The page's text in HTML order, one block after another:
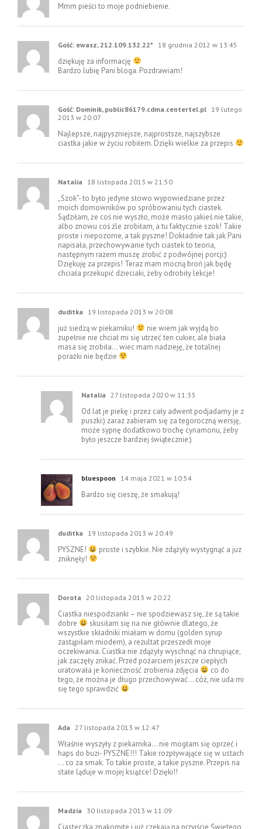
Mmm pieści to moje podniebienie.
Gość: ewasz, 212.109.132.22* 18 grudnia 2012 w 13:45
dziękuję za informację
Bardzo lubię Pani bloga. Pozdrawiam!
Gość: Dominik, public86179.cdma.centertel.pl 19 lutego
2013 w 20:07
Najlepsze, najpyszniejsze, najprostsze, najszybsze
ciastka jakie w życiu robiłem. Dzięki wielkie za przepis
Natalia 18 listopada 2013 w 21:50
„Szok”- to było jedyne słowo wypowiedziane przez
moich domowników po spróbowaniu tych ciastek.
Sądziłam, że coś nie wyszło, może masło jakieś nie takie,
albo znowu coś źle zrobiłam, a tu faktycznie szok! Takie
proste i niepozorne, a tak pyszne! Dokładnie tak jak Pani
napisała, przechowywanie tych ciastek to teoria,
następnym razem muszę zrobić z podwójnej porcji;)
Dziękuję za przepis! Teraz mam mocną broń jak będę
chciała przekupić dzieciaki, żeby odrobiły lekcje!
duditka 19 listopada 2013 w 20:08
już siedzą w piekarniku!
nie wiem jak wyjdą bo
zupełnie nie chciał mi się utrzeć ten cukier, ale biała
masa się zrobiła… wiec mam nadzieję, że totalnej
porażki nie będzie
Natalia 27 listopada 2020 w 11:33
Od lat je piekę i przez cały adwent podjadamy je z
puszki:) zaraz zabieram się za tegoroczną wersję,
może sypnę dodatkowo trochę cynamonu, żeby
było jeszcze bardziej świątecznie:)
bluespoon 14 maja 2021 w 10:54
Bardzo się cieszę, że smakują!
duditka 19 listopada 2013 w 20:49
PYSZNE!
proste i szybkie. Nie zdążyły wystygnąć a juz
zniknęły!
Dorota 20 listopada 2013 w 20:22
Ciastka niespodzianki – nie spodziewasz się, że są takie
dobre
skusiłam się na nie głównie dlatego, że
wszystkie składniki miałam w domu (golden syrup
zastąpiłam miodem), a rezultat przeszedł moje
oczekiwania. Ciastka nie zdążyły wyschnąć na chrupiące,
jak zaczęły znikać. Przed pożarciem jeszcze ciepłych
uratowała je konieczność zrobienia zdjęcia
co do
tego, że można je długo przechowywać… cóż, nie uda mi
się tego sprawdzić
Ada 27 listopada 2013 w 12:47
Właśnie wyszyły z piekarnika… nie mogłam się oprzeć i
haps do buzi- PYSZNE!!! Takie rozpływające się w ustach
… co za smak. To takie proste, a takie pyszne. Przepis na
stałe ląduje w mojej książce! Dzięki!!
Madzia 30 listopada 2013 w 11:09
Ciasteczka znakomite i już czekają na przyjście Świętego